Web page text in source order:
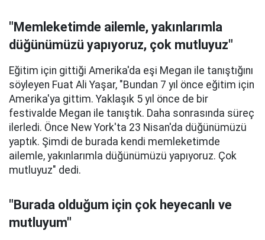
"Memleketimde ailemle, yakınlarımla
düğünümüzü yapıyoruz, çok mutluyuz"
Eğitim için gittiği Amerika'da eşi Megan ile tanıştığını
söyleyen Fuat Ali Yaşar, "Bundan 7 yıl önce eğitim için
Amerika'ya gittim. Yaklaşık 5 yıl önce de bir
festivalde Megan ile tanıştık. Daha sonrasında süreç
ilerledi. Önce New York'ta 23 Nisan'da düğünümüzü
yaptık. Şimdi de burada kendi memleketimde
ailemle, yakınlarımla düğünümüzü yapıyoruz. Çok
mutluyuz" dedi.
"Burada olduğum için çok heyecanlı ve
mutluyum"